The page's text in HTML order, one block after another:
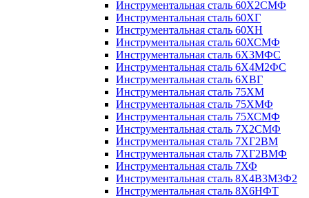
Инструментальная сталь 60Х2СМФ
Инструментальная сталь 60ХГ
Инструментальная сталь 60ХН
Инструментальная сталь 60ХСМФ
Инструментальная сталь 6Х3МФС
Инструментальная сталь 6Х4М2ФС
Инструментальная сталь 6ХВГ
Инструментальная сталь 75ХМ
Инструментальная сталь 75ХМФ
Инструментальная сталь 75ХСМФ
Инструментальная сталь 7Х2СМФ
Инструментальная сталь 7ХГ2ВМ
Инструментальная сталь 7ХГ2ВМФ
Инструментальная сталь 7ХФ
Инструментальная сталь 8Х4В3М3Ф2
Инструментальная сталь 8Х6НФТ